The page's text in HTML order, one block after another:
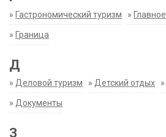
» Гастрономический туризм » Главное
» Граница
Д
» Деловой туризм » Детский отдых »
» Документы
З